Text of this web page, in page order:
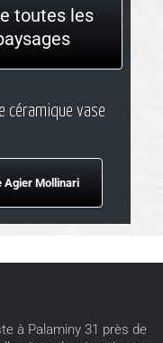
toutes les
céramique vase
Agier Mollinari
à Palaminy 31 près de